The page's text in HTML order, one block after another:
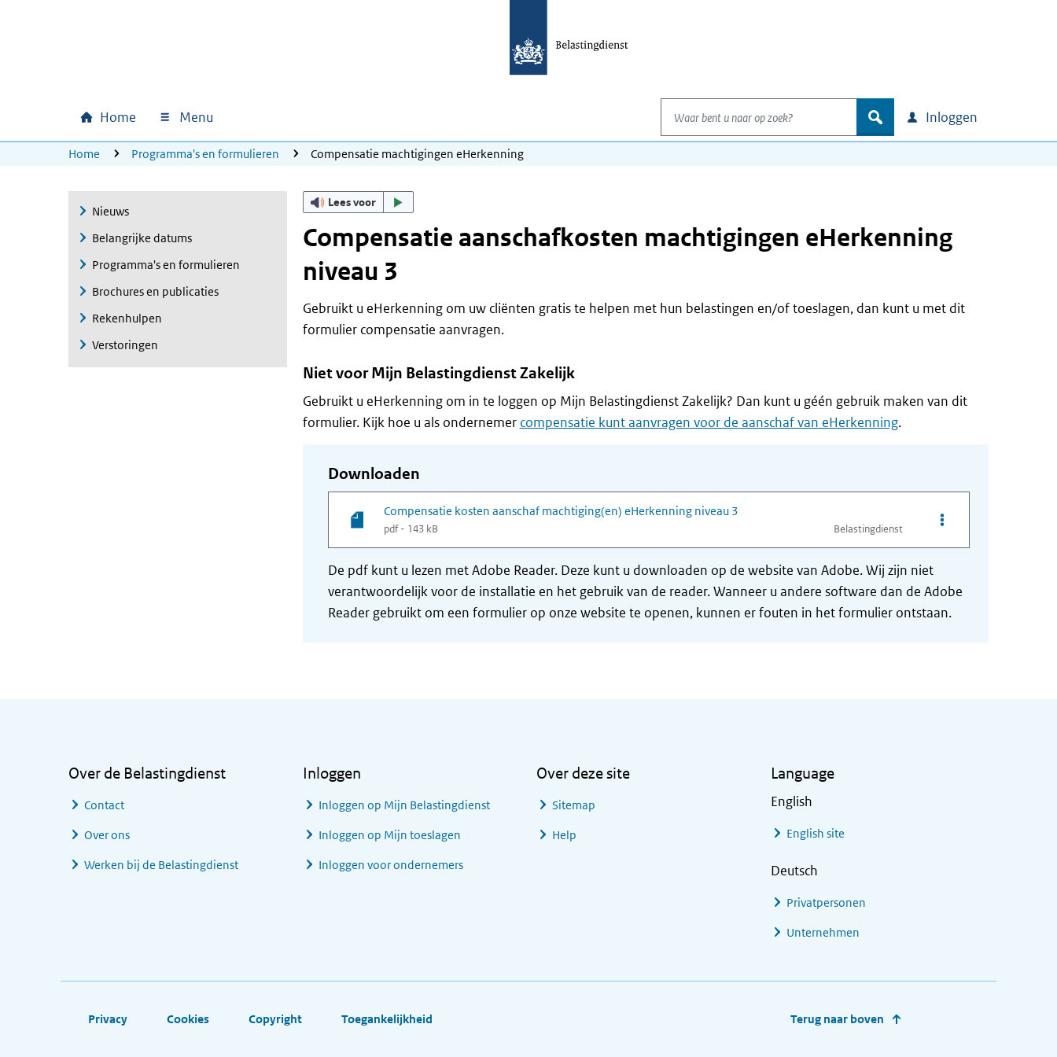
Hoofdnavigatie
Home Menu
Waar bent u naar op zoek?
zoek Inloggen
U bevindt zich hier:
Home Programma's en formulieren Compensatie machtigingen eHerkenning
Nieuws
Belangrijke datums
Programma's en formulieren
Brochures en publicaties
Rekenhulpen
Verstoringen
Lees voor
Compensatie aanschafkosten machtigingen eHerkenning
niveau 3
Gebruikt u eHerkenning om uw cliënten gratis te helpen met hun belastingen en/of toeslagen, dan kunt u met dit
formulier compensatie aanvragen.
Niet voor Mijn Belastingdienst Zakelijk
Gebruikt u eHerkenning om in te loggen op Mijn Belastingdienst Zakelijk? Dan kunt u géén gebruik maken van dit
formulier. Kijk hoe u als ondernemer compensatie kunt aanvragen voor de aanschaf van eHerkenning.
Downloaden
Compensatie kosten aanschaf machtiging(en) eHerkenning niveau 3
pdf - 143 kB Belastingdienst
Opties van bestand
De pdf kunt u lezen met Adobe Reader. Deze kunt u downloaden op de website van Adobe. Wij zijn niet
verantwoordelijk voor de installatie en het gebruik van de reader. Wanneer u andere software dan de Adobe
Reader gebruikt om een formulier op onze website te openen, kunnen er fouten in het formulier ontstaan.
Over de Belastingdienst
Contact
Over ons
Werken bij de Belastingdienst
Inloggen
Inloggen op Mijn Belastingdienst
Inloggen op Mijn toeslagen
Inloggen voor ondernemers
Over deze site
Sitemap
Help
Language
English
English site
Deutsch
Privatpersonen
Unternehmen
Footer links
Privacy Cookies Copyright Toegankelijkheid Terug naar boven